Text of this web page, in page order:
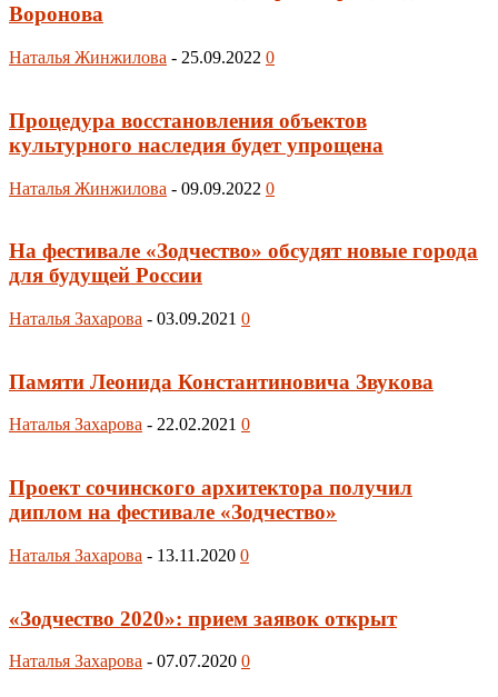
Воронова
Наталья Жинжилова - 25.09.2022 0
Процедура восстановления объектов
культурного наследия будет упрощена
Наталья Жинжилова - 09.09.2022 0
На фестивале «Зодчество» обсудят новые города
для будущей России
Наталья Захарова - 03.09.2021 0
Памяти Леонида Константиновича Звукова
Наталья Захарова - 22.02.2021 0
Проект сочинского архитектора получил
диплом на фестивале «Зодчество»
Наталья Захарова - 13.11.2020 0
«Зодчество 2020»: прием заявок открыт
Наталья Захарова - 07.07.2020 0